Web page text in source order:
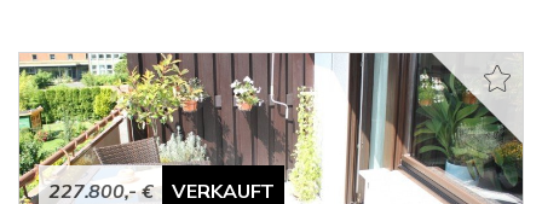
227.800,- € VERKAUFT